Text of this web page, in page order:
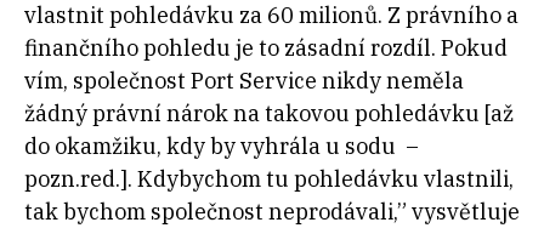
vlastnit pohledávku za 60 milionů. Z právního a
finančního pohledu je to zásadní rozdíl. Pokud
vím, společnost Port Service nikdy neměla
žádný právní nárok na takovou pohledávku [až
do okamžiku, kdy by vyhrála u sodu –
pozn.red.]. Kdybychom tu pohledávku vlastnili,
tak bychom společnost neprodávali,” vysvětluje